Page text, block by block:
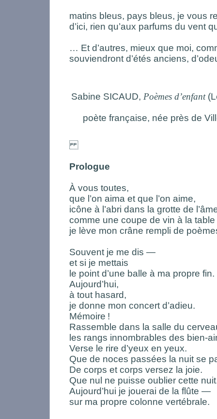
matins bleus, pays bleus, je vous
d’ici, rien qu’aux parfums du vent
… Et d’autres, mieux que moi,
souviendront d’étés anciens,
Sabine SICAUD, Poèmes d’enfant
poète française, née près de
Prologue
À vous toutes,
que l’on aima et que l’on aime,
icône à l’abri dans la grotte de
comme une coupe de vin à la table
je lève mon crâne rempli de
Souvent je me dis —
et si je mettais
le point d’une balle à ma propre fin.
Aujourd’hui,
à tout hasard,
je donne mon concert d’adieu.
Mémoire !
Rassemble dans la salle du
les rangs innombrables des bien-
Verse le rire d’yeux en yeux.
Que de noces passées la nuit se
De corps et corps versez la joie.
Que nul ne puisse oublier cette
Aujourd’hui je jouerai de la flûte —
sur ma propre colonne vertébrale.